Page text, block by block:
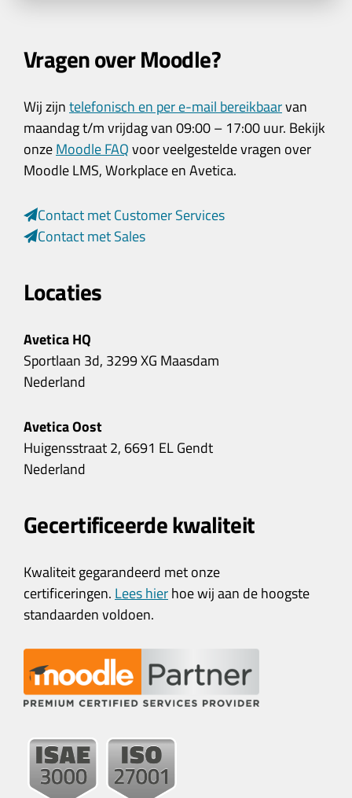
Vragen over Moodle?
Wij zijntelefonisch en per e-mail bereikbaarvan
maandag t/m vrijdag van 09:00 – 17:00 uur. Bekijk
onzeMoodle FAQvoor veelgestelde vragen over
Moodle LMS, Workplace en Avetica.
Contact met Customer Services
Contact met Sales
Locaties
Avetica HQ
Sportlaan 3d, 3299 XG Maasdam
Nederland
Avetica Oost
Huigensstraat 2, 6691 EL Gendt
Nederland
Gecertificeerde kwaliteit
Kwaliteit gegarandeerd met onze
certificeringen. Lees hierhoe wij aan de hoogste
standaarden voldoen.